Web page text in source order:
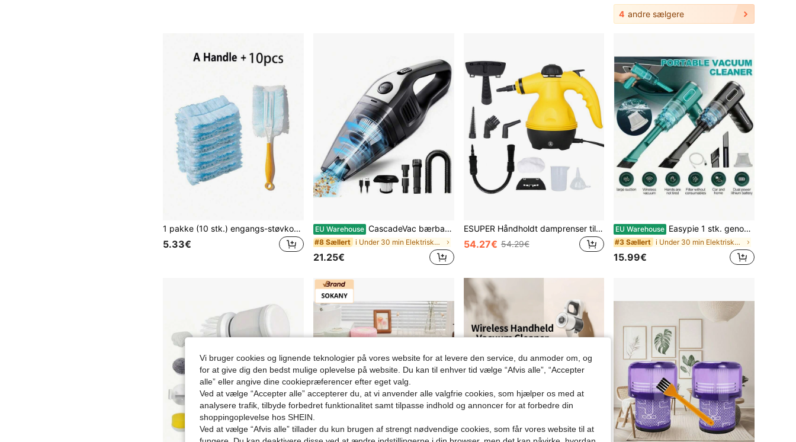
4 andre sælgere
1 pakke (10 stk.) engangs-støvkost-refiller + 1 stk. gult håndtag/1 stk. blåt kort håndtag/multipakning med støvkost-refiller – fjerner nemt støv fra elektronik, møbler, persienner og loftsvifter – rengøringstilbehør
5.33€
EU Warehouse CascadeVac bærbar håndstøvsuger til hjem og bil, kraftig sugeevne, USB-genopladelig mini-støvsuger med flere tilbehørsdele, egnet til bil, hjem og kontor, spalteværktøj inkluderet
#8 Sællert i Under 30 min Elektriske apparater til biler
21.25€
ESUPER Håndholdt damprenser til hjemmebrug Kraftig 1000W - 9 tilbehørssæt til køkkenpletter, gulve, sofa og toilet
54.27€ 54.29€
EU Warehouse Easypie 1 stk. genopladelig trådløs bilstøvsuger, dobbelt filterdesign, stærk sugeevne, bærbar håndholdt mini-støvblæser, velegnet til rengøring af hjemmet og bilen
#3 Sællert i Under 30 min Elektriske apparater til biler
15.99€
Vi bruger cookies og lignende teknologier på vores website for at levere den service, du anmoder om, og
for at give dig den bedst mulige oplevelse på website. Du kan til enhver tid vælge “Afvis alle”, “Accepter
alle” eller angive dine cookiepræferencer efter eget valg.
Ved at vælge “Accepter alle” accepterer du, at vi anvender alle valgfrie cookies, som hjælper os med at
analysere trafik, tilbyde forbedret funktionalitet samt tilpasse indhold og annoncer for at forbedre din
shoppingoplevelse hos SHEIN.
Ved at vælge “Afvis alle” tillader du kun brugen af strengt nødvendige cookies, som får vores website til at